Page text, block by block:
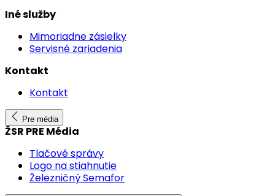
Iné služby
Mimoriadne zásielky
Servisné zariadenia
Kontakt
Kontakt
Pre média
ŽSR PRE Média
Tlačové správy
Logo na stiahnutie
Železničný Semafor